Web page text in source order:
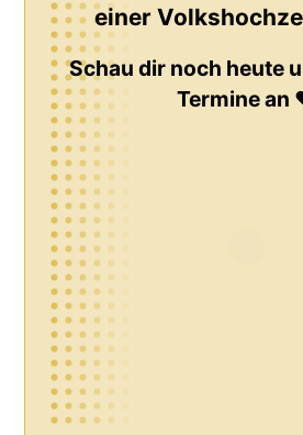
einer
Schau dir noch heute
Termine an